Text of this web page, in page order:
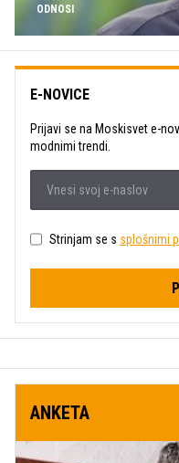
ODNOSI
E-NOVICE
Prijavi se na Moskisvet e-
modnimi trendi.
Strinjam se s splošnimi
ANKETA